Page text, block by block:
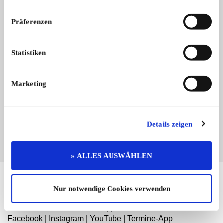
Präferenzen
Statistiken
Marketing
Details zeigen
» ALLES AUSWÄHLEN
Nur notwendige Cookies verwenden
Sie vertreten dieses Unternehmen? Übernehmen Sie
ergänzen und für sich zu nutzen:
Facebook
Instagram YouTube Termine-App